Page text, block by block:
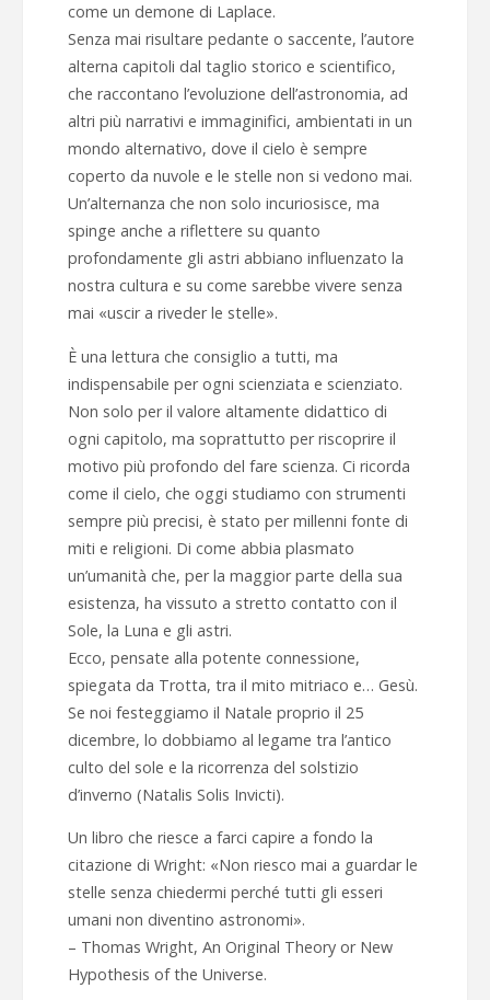
come un demone di Laplace.
Senza mai risultare pedante o saccente, l’autore
alterna capitoli dal taglio storico e scientifico,
che raccontano l’evoluzione dell’astronomia, ad
altri più narrativi e immaginifici, ambientati in un
mondo alternativo, dove il cielo è sempre
coperto da nuvole e le stelle non si vedono mai.
Un’alternanza che non solo incuriosisce, ma
spinge anche a riflettere su quanto
profondamente gli astri abbiano influenzato la
nostra cultura e su come sarebbe vivere senza
mai «uscir a riveder le stelle».
È una lettura che consiglio a tutti, ma
indispensabile per ogni scienziata e scienziato.
Non solo per il valore altamente didattico di
ogni capitolo, ma soprattutto per riscoprire il
motivo più profondo del fare scienza. Ci ricorda
come il cielo, che oggi studiamo con strumenti
sempre più precisi, è stato per millenni fonte di
miti e religioni. Di come abbia plasmato
un’umanità che, per la maggior parte della sua
esistenza, ha vissuto a stretto contatto con il
Sole, la Luna e gli astri.
Ecco, pensate alla potente connessione,
spiegata da Trotta, tra il mito mitriaco e… Gesù.
Se noi festeggiamo il Natale proprio il 25
dicembre, lo dobbiamo al legame tra l’antico
culto del sole e la ricorrenza del solstizio
d’inverno (Natalis Solis Invicti).
Un libro che riesce a farci capire a fondo la
citazione di Wright: «Non riesco mai a guardar le
stelle senza chiedermi perché tutti gli esseri
umani non diventino astronomi».
– Thomas Wright, An Original Theory or New
Hypothesis of the Universe.